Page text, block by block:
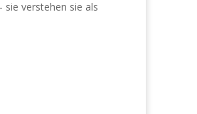
sie verstehen sie als